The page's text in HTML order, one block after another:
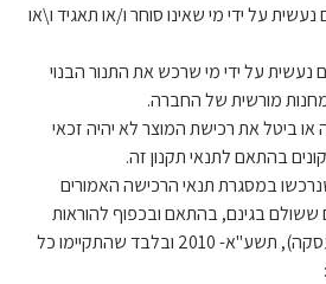
נעשית על ידי מי שאינו סוחר ו/או תאגיד ו\או
נעשית על ידי מי שרכש את התנור הבנוי
מורשית של החברה.
או ביטל את רכישת המוצר לא יהיה זכאי
בהתאם לתנאי תקנון זה.
שנרכשו במסגרת תנאי הרכישה האמורים
בגינם, בהתאם ובכפוף להוראות
תקנות הגנת הצרכן (ביטול עסקה), תשע"א- 2010 ובלבד שהתקיימו כל